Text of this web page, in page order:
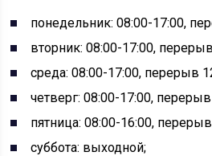
понедельник: 08:00-17:00,
вторник: 08:00-17:00,
среда: 08:00-17:00, перерыв
четверг: 08:00-17:00,
пятница: 08:00-16:00,
суббота: выходной;